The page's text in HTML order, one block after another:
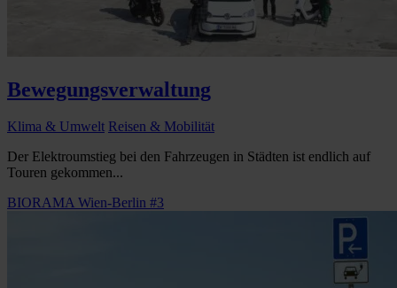
Bewegungsverwaltung
Klima & Umwelt Reisen & Mobilität
Der Elektroumstieg bei den Fahrzeugen in Städten ist endlich auf
Touren gekommen...
BIORAMA Wien-Berlin #3